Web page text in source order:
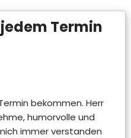
Termin
bekommen. Herr
humorvolle und
immer verstanden